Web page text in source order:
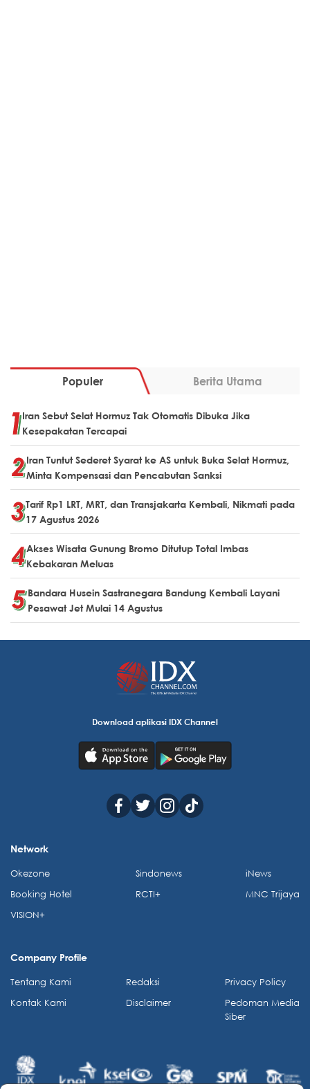
Populer Berita Utama
Iran Sebut Selat Hormuz Tak Otomatis Dibuka Jika
Kesepakatan Tercapai
Iran Tuntut Sederet Syarat ke AS untuk Buka Selat Hormuz,
Minta Kompensasi dan Pencabutan Sanksi
Tarif Rp1 LRT, MRT, dan Transjakarta Kembali, Nikmati pada
17 Agustus 2026
Akses Wisata Gunung Bromo Ditutup Total Imbas
Kebakaran Meluas
Bandara Husein Sastranegara Bandung Kembali Layani
Pesawat Jet Mulai 14 Agustus
Download aplikasi IDX Channel
Network
Okezone
Booking Hotel
VISION+
Sindonews
RCTI+
iNews
MNC Trijaya
Company Profile
Tentang Kami
Kontak Kami
Redaksi
Disclaimer
Privacy Policy
Pedoman Media
Siber